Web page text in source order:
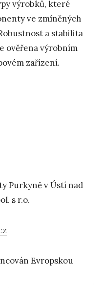
výrobků, které
ve zmíněných
a stabilita
ověřena výrobním
zařízení.
Purkyně v Ústí nad
s r.o.
Evropskou